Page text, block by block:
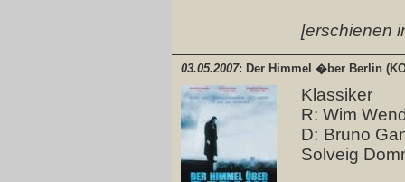
[erschienen
03.05.2007: Der Himmel �ber Berlin
Klassiker
R: Wim
D: Bruno
Solveig